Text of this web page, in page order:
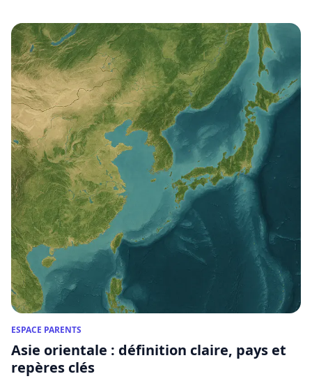
ESPACE PARENTS
Asie orientale : définition claire, pays et
repères clés